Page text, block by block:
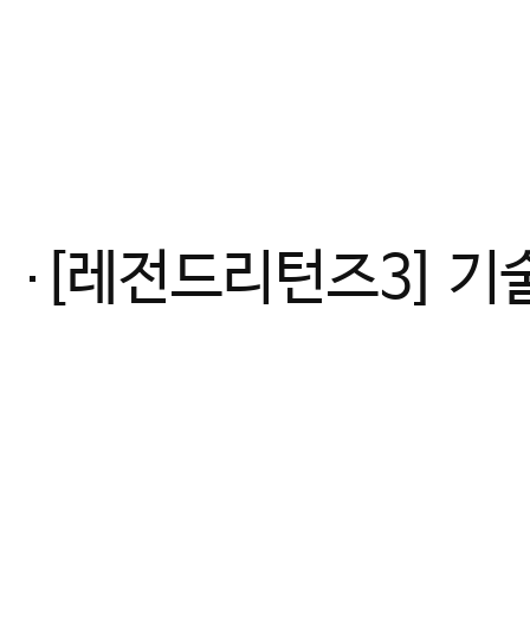
[레전드리턴즈3] 기술유도 일본, 우월 피지컬 유럽을 이기는 방법_최초 여자유도 국대